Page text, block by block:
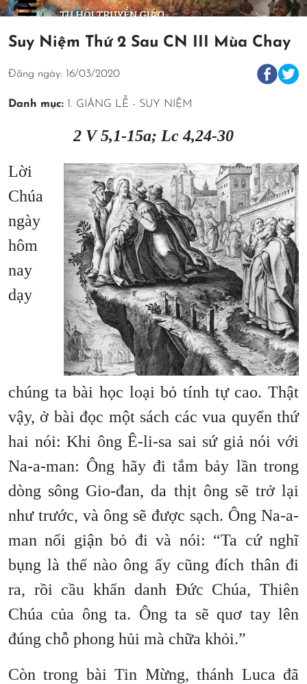
Suy Niệm Thứ 2 Sau CN III Mùa Chay
Đăng ngày: 16/03/2020
Danh mục: 1. GIẢNG LỄ - SUY NIỆM
2 V 5,1-15a; Lc 4,24-30
Lời
Chúa
ngày
hôm
nay
dạy
chúng ta bài học loại bỏ tính tự cao. Thật
vậy, ở bài đọc một sách các vua quyển thứ
hai nói: Khi ông Ê-li-sa sai sứ giả nói với
Na-a-man: Ông hãy đi tắm bảy lần trong
dòng sông Gio-đan, da thịt ông sẽ trở lại
như trước, và ông sẽ được sạch. Ông Na-a-
man nổi giận bỏ đi và nói: “Ta cứ nghĩ
bụng là thế nào ông ấy cũng đích thân đi
ra, rồi cầu khẩn danh Đức Chúa, Thiên
Chúa của ông ta. Ông ta sẽ quơ tay lên
đúng chỗ phong hủi mà chữa khỏi.”
Còn trong bài Tin Mừng, thánh Luca đã